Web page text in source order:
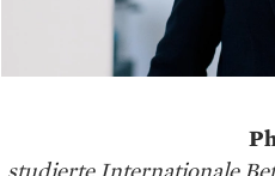
studierte Internationale